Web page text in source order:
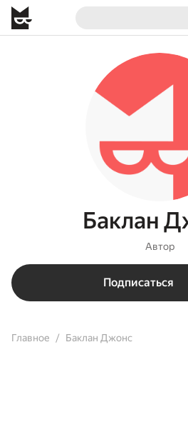
Баклан
Автор
Подписаться
Главное Баклан Джонс